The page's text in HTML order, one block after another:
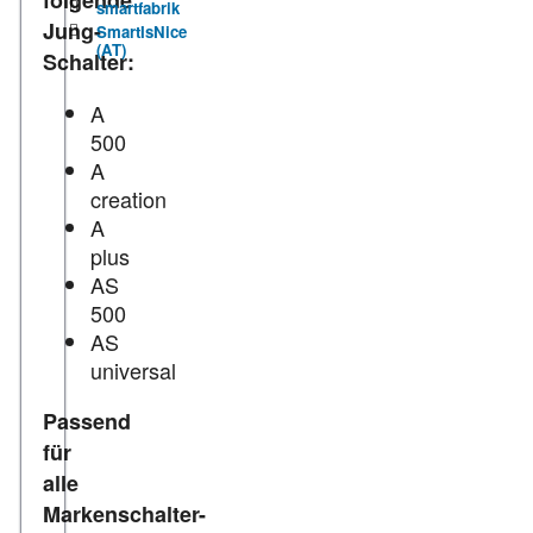
Jung-
Schalter:
A
500
A
creation
A
plus
AS
500
AS
universal
Passend
für
alle
Markenschalter-
smartfabrik
SmartIsNice
(AT)